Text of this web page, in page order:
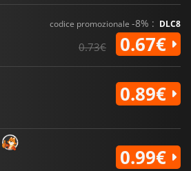
codice promozionale -8% : DLC8
0.73€ 0.67€
0.89€
0.99€